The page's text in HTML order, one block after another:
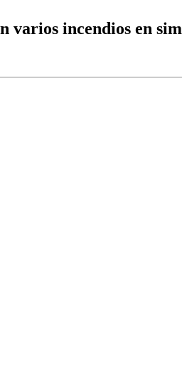
varios incendios en